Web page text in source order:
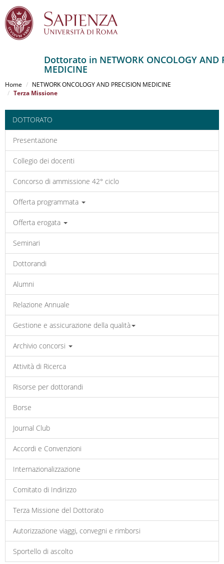
al
contenuto
Dottorato in NETWORK ONCOLOGY AND
MEDICINE
Home
NETWORK ONCOLOGY AND PRECISION MEDICINE
Terza Missione
DOTTORATO
Presentazione
Collegio dei docenti
Concorso di ammissione 42° ciclo
Offerta programmata
Offerta erogata
Seminari
Dottorandi
Alumni
Relazione Annuale
Gestione e assicurazione della qualità
Archivio concorsi
Attività di Ricerca
Risorse per dottorandi
Borse
Journal Club
Accordi e Convenzioni
Internazionalizzazione
Comitato di Indirizzo
Terza Missione del Dottorato
Autorizzazione viaggi, convegni e rimborsi
Sportello di ascolto